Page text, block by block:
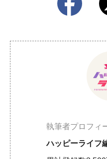
執筆者プロフィ
ハッピーライフ